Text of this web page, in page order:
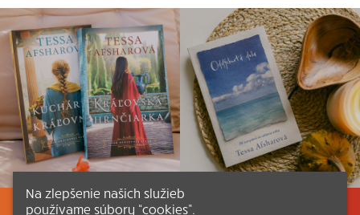
Na zlepšenie našich služieb
používame súbory “cookies”.